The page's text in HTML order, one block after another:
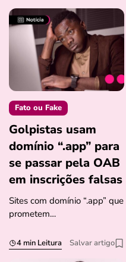
Fato ou Fake
Golpistas usam
domínio “.app” para
se passar pela OAB
em inscrições falsas
Sites com domínio “.app” que
prometem…
4 min Leitura Salvar artigo